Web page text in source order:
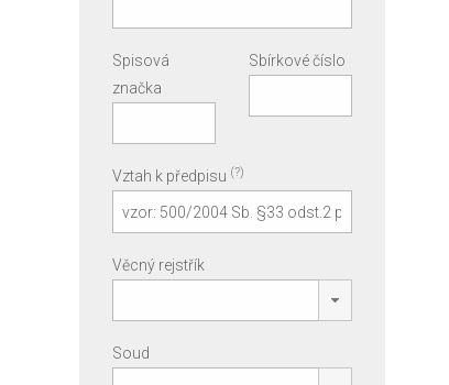
Spisová
značka
Sbírkové číslo
Vztah k předpisu (?)
Věcný rejstřík
Soud